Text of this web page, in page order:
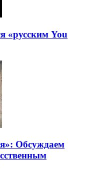
«русским You
Обсуждаем